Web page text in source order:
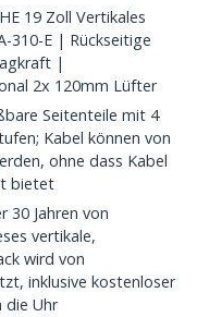
19 Zoll Vertikales
310-E | Rückseitige
|
2x 120mm Lüfter
Seitenteile mit 4
Kabel können von
ohne dass Kabel
bietet
30 Jahren von
vertikale,
wird von
inklusive kostenloser
die Uhr